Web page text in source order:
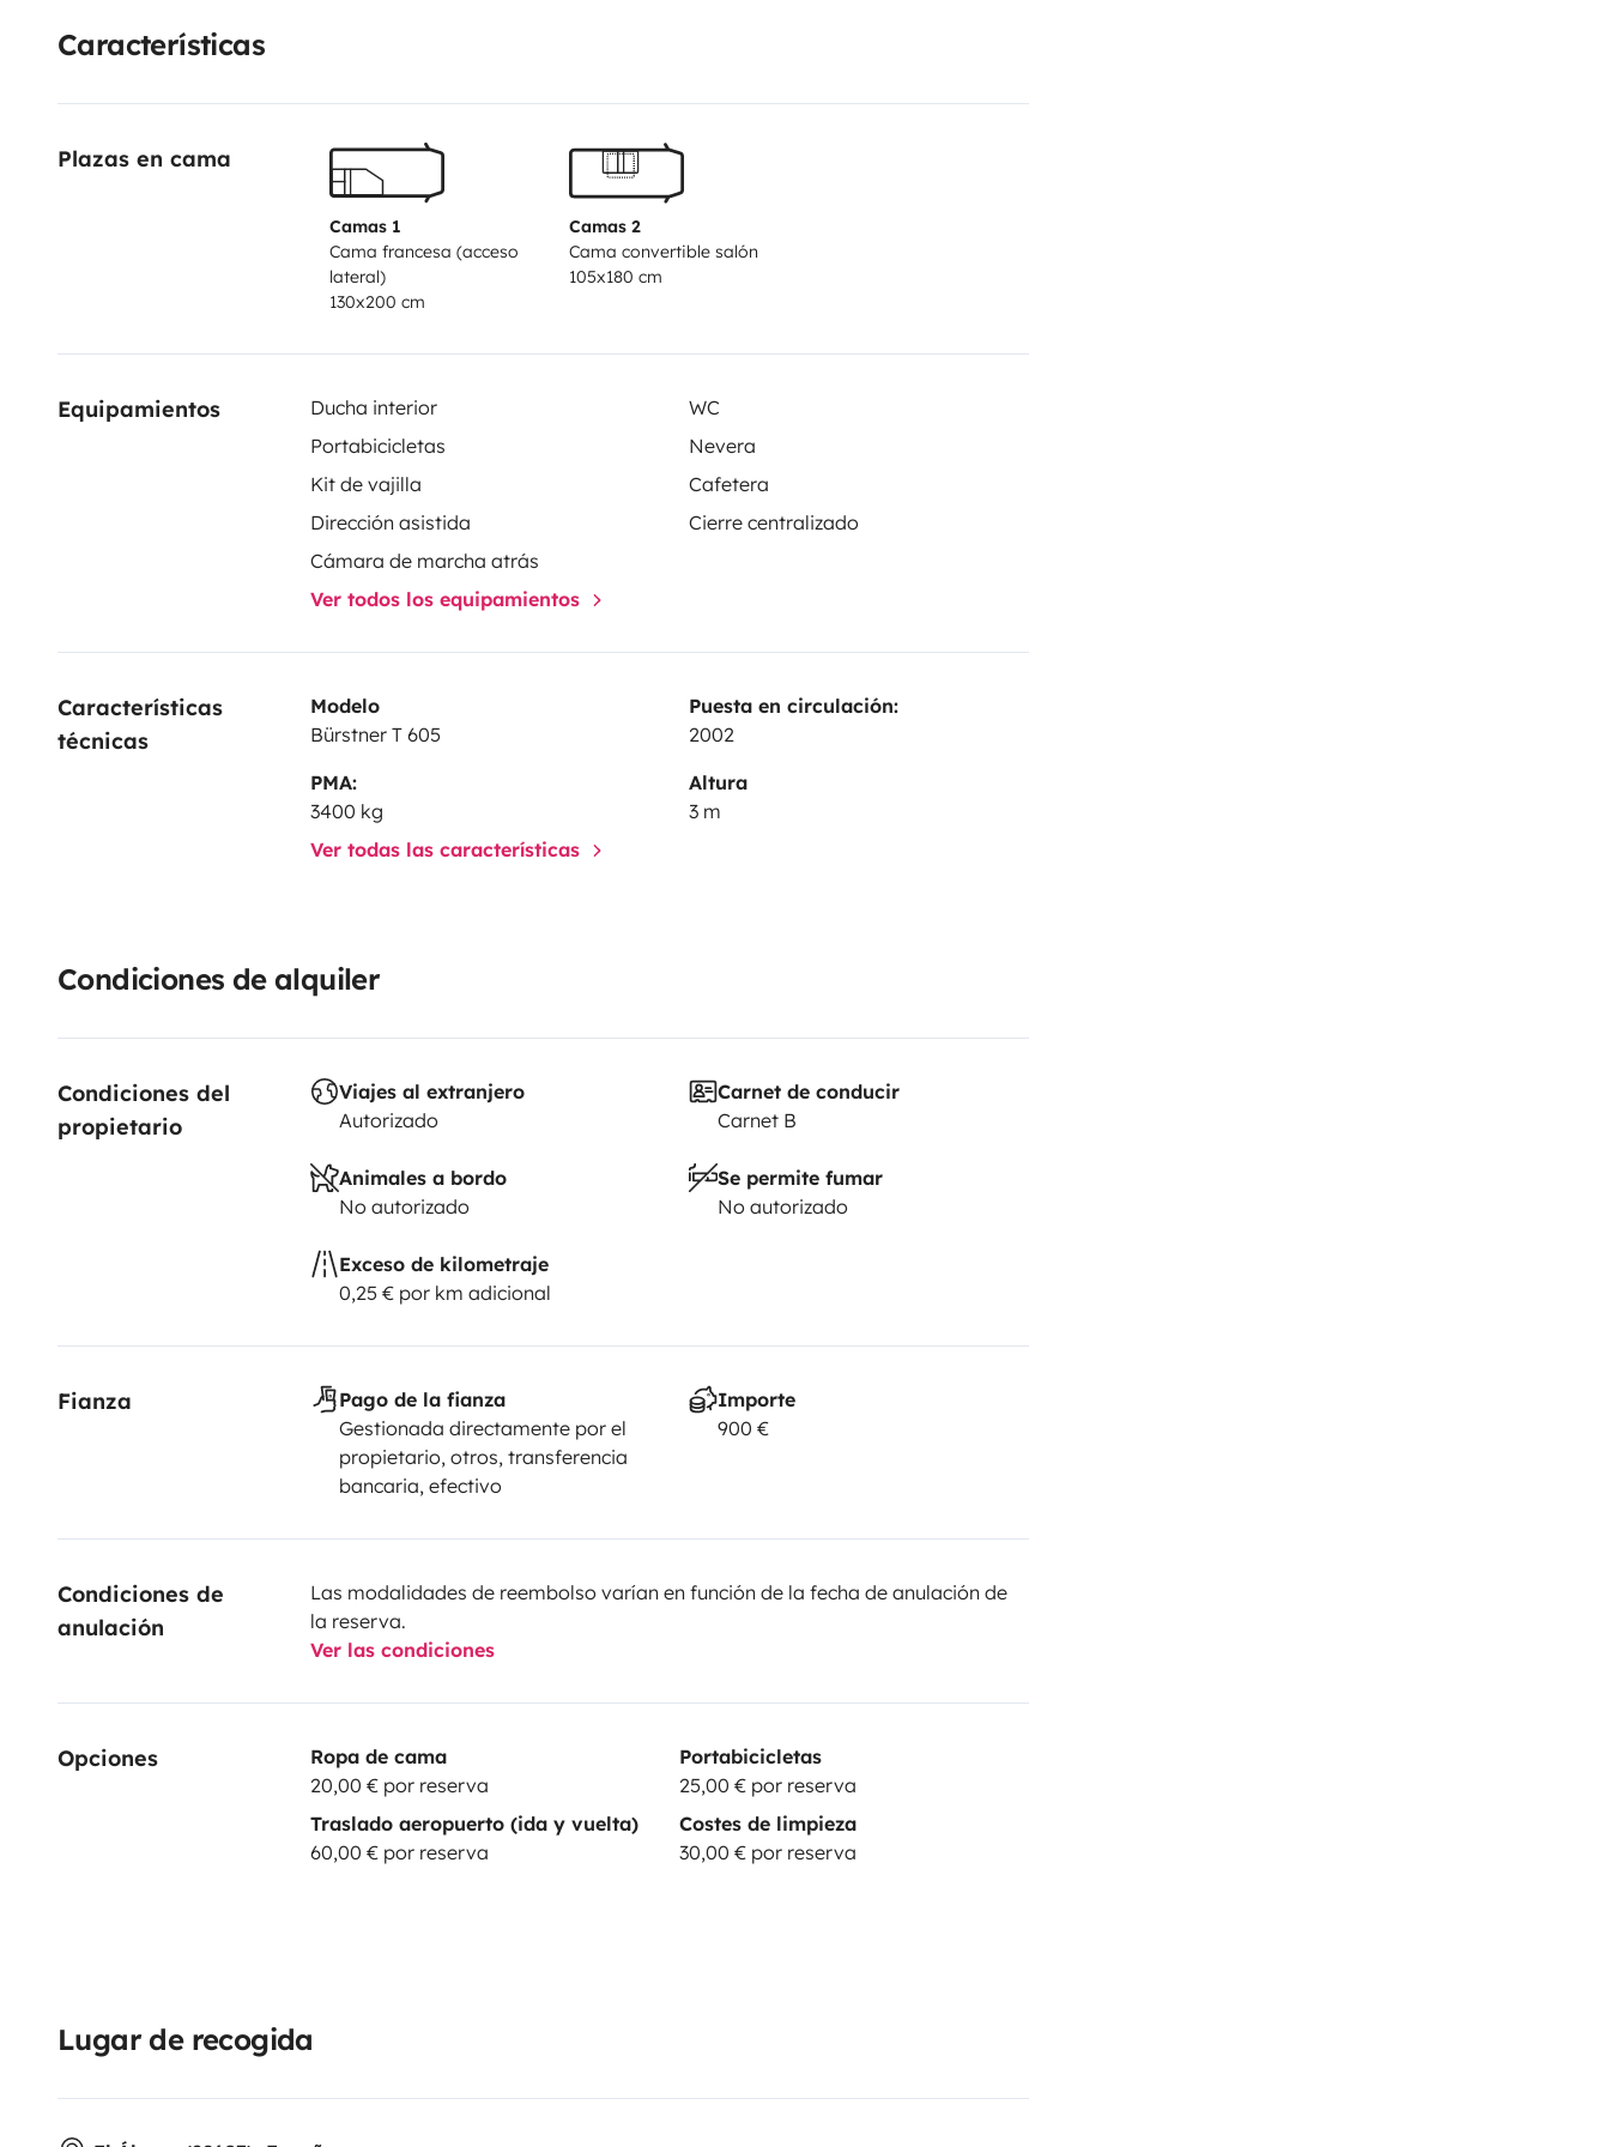
Un saludo! Y que tengáis felices viajes 😁
Características
Plazas en cama
Camas 1
Cama francesa (acceso
lateral)
130x200 cm
Camas 2
Cama convertible salón
105x180 cm
Equipamientos Ducha interior
WC
Portabicicletas
Nevera
Kit de vajilla
Cafetera
Dirección asistida
Cierre centralizado
Cámara de marcha atrás
Ver todos los equipamientos
Características
técnicas
Modelo
Bürstner T 605
Puesta en circulación:
2002
PMA:
3400 kg
Altura
3 m
Ver todas las características
Condiciones de alquiler
Condiciones del
propietario
Viajes al extranjero
Autorizado
Carnet de conducir
Carnet B
Animales a bordo
No autorizado
Se permite fumar
No autorizado
Exceso de kilometraje
0,25 € por km adicional
Fianza
Pago de la fianza
Gestionada directamente por el
propietario, otros, transferencia
bancaria, efectivo
Importe
900 €
Condiciones de
anulación
Las modalidades de reembolso varían en función de la fecha de anulación de
la reserva.
Ver las condiciones
Opciones
Ropa de cama
20,00 € por reserva
Portabicicletas
25,00 € por reserva
Traslado aeropuerto (ida y vuelta)
60,00 € por reserva
Costes de limpieza
30,00 € por reserva
Lugar de recogida